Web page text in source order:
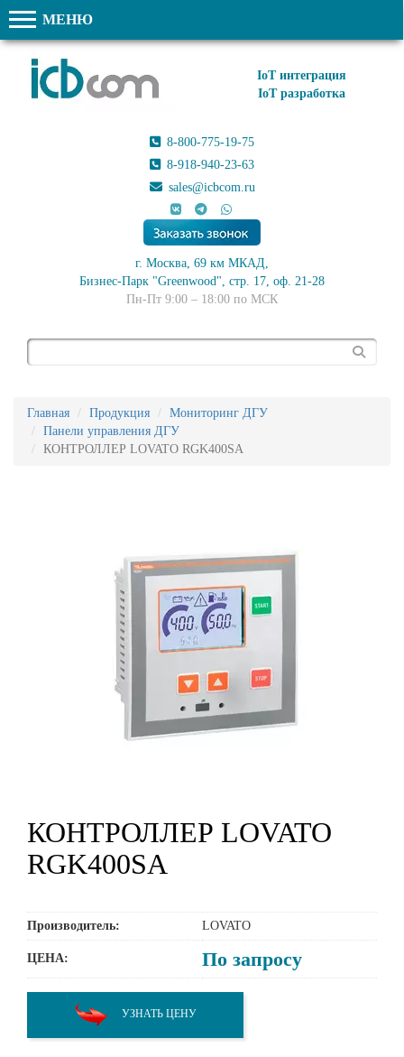
МЕНЮ
IoT интеграция
IoT разработка
8-800-775-19-75
8-918-940-23-63
sales@icbcom.ru
г. Москва, 69 км МКАД,
Бизнес-Парк "Greenwood", стр. 17, оф. 21-28
Пн-Пт 9:00 – 18:00 по МСК
Главная Продукция
Мониторинг ДГУ
Панели управления ДГУ
КОНТРОЛЛЕР LOVATO RGK400SA
КОНТРОЛЛЕР LOVATO
RGK400SA
Производитель: LOVATO
ЦЕНА: По запросу
УЗНАТЬ ЦЕНУ